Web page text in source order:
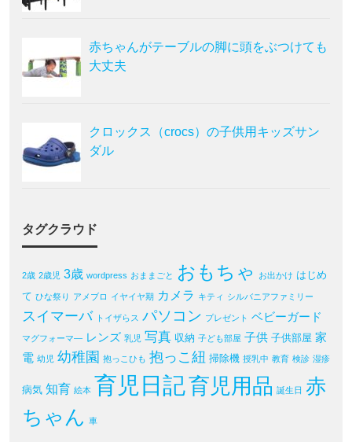
赤ちゃんがテーブルの脚に頭をぶつけても
大丈夫
クロックス（crocs）の子供用キッズサン
ダル
タグクラウド
2歳 2歳児 3歳 wordpress おままごと おもちゃ お出かけ はじめ
て ひな祭り アメブロ イヤイヤ期 カメラ キティ シルバニアファミリー
スイマーバ トイザらス パソコン プレゼント ベビーガード
マグフォーマ― レンズ 乳児 写真 収納 子ども部屋 子供 子供部屋 家
電 幼児 幼稚園 抱っこひも 抱っこ紐 掃除機 授乳中 教育 検診 湿疹
病気 知育 絵本 育児日記育児用品 誕生日 赤
ちゃん 車